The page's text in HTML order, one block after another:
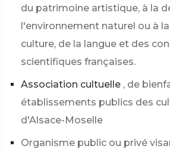
du patrimoine artistique, à la
l'environnement naturel ou à
culture, de la langue et des
scientifiques françaises.
Association cultuelle , de
établissements publics des
d'Alsace-Moselle
Organisme public ou privé